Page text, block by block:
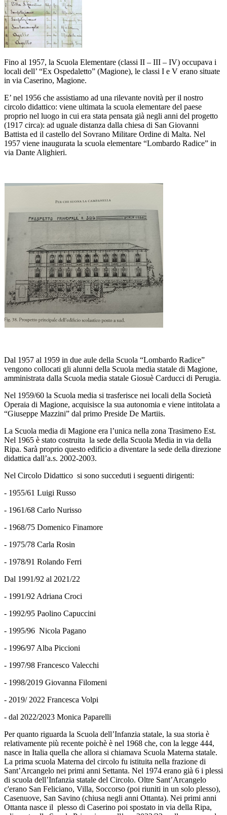
Fino al 1957, la Scuola Elementare (classi II – III – IV) occupava i
locali dell’ “Ex Ospedaletto” (Magione), le classi I e V erano situate
in via Caserino, Magione.
E’ nel 1956 che assistiamo ad una rilevante novità per il nostro
circolo didattico: viene ultimata la scuola elementare del paese
proprio nel luogo in cui era stata pensata già negli anni del progetto
(1917 circa): ad uguale distanza dalla chiesa di San Giovanni
Battista ed il castello del Sovrano Militare Ordine di Malta. Nel
1957 viene inaugurata la scuola elementare “Lombardo Radice” in
via Dante Alighieri.
Dal 1957 al 1959 in due aule della Scuola “Lombardo Radice”
vengono collocati gli alunni della Scuola media statale di Magione,
amministrata dalla Scuola media statale Giosuè Carducci di Perugia.
Nel 1959/60 la Scuola media si trasferisce nei locali della Società
Operaia di Magione, acquisisce la sua autonomia e viene intitolata a
“Giuseppe Mazzini” dal primo Preside De Martiis.
La Scuola media di Magione era l’unica nella zona Trasimeno Est.
Nel 1965 è stato costruita la sede della Scuola Media in via della
Ripa. Sarà proprio questo edificio a diventare la sede della direzione
didattica dall’a.s. 2002-2003.
Nel Circolo Didattico si sono succeduti i seguenti dirigenti:
- 1955/61 Luigi Russo
- 1961/68 Carlo Nurisso
- 1968/75 Domenico Finamore
- 1975/78 Carla Rosin
- 1978/91 Rolando Ferri
Dal 1991/92 al 2021/22
- 1991/92 Adriana Croci
- 1992/95 Paolino Capuccini
- 1995/96 Nicola Pagano
- 1996/97 Alba Piccioni
- 1997/98 Francesco Valecchi
- 1998/2019 Giovanna Filomeni
- 2019/ 2022 Francesca Volpi
- dal 2022/2023 Monica Paparelli
Per quanto riguarda la Scuola dell’Infanzia statale, la sua storia è
relativamente più recente poichè è nel 1968 che, con la legge 444,
nasce in Italia quella che allora si chiamava Scuola Materna statale.
La prima scuola Materna del circolo fu istituita nella frazione di
Sant’Arcangelo nei primi anni Settanta. Nel 1974 erano già 6 i plessi
di scuola dell’Infanzia statale del Circolo. Oltre Sant’Arcangelo
c'erano San Feliciano, Villa, Soccorso (poi riuniti in un solo plesso),
Casenuove, San Savino (chiusa negli anni Ottanta). Nei primi anni
Ottanta nasce il plesso di Caserino poi spostato in via della Ripa,